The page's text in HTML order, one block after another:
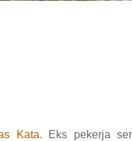
Kata.
Eks pekerja